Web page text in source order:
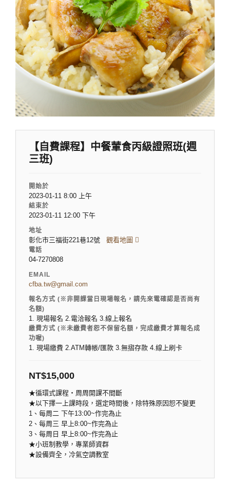
【自費課程】中餐葷食丙級證照班(週
三班)
開始於
2023-01-11 8:00 上午
結束於
2023-01-11 12:00 下午
地址
彰化市三福街221巷12號 觀看地圖
電話
04-7270808
EMAIL
cfba.tw@gmail.com
報名方式 (※非開課當日現場報名，請先來電確認是否尚有
名額)
1. 現場報名 2.電洽報名 3.線上報名
繳費方式 (※未繳費者恕不保留名額，完成繳費才算報名成
功喔)
1. 現場繳費 2.ATM轉帳/匯款 3.無摺存款 4.線上刷卡
NT$15,000
★循環式課程‧周周開課不間斷
★以下擇一上課時段，選定時間後，除特殊原因恕不變更
1、每周二 下午13:00~作完為止
2、每周三 早上8:00~作完為止
3、每周日 早上8:00~作完為止
★小班制教學，專業師資群
★設備齊全，冷氣空調教室